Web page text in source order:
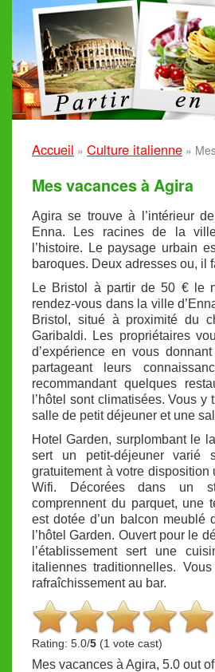
Accueil » Culture italienne »
Mes vacances à Agira
Agira se trouve à l’intérieur
Enna. Les racines de la ville
l’histoire. Le paysage urbain
baroques. Deux adresses ou, il
Le Bristol à partir de 50 € le
rendez-vous dans la ville
Bristol, situé à proximité du
Garibaldi. Les propriétaires
d’expérience en vous
partageant leurs
recommandant quelques
l’hôtel sont climatisées. Vous
salle de petit déjeuner et une
Hotel Garden, surplombant le
sert un petit-déjeuner
gratuitement à votre
Wifi. Décorées dans un
comprennent du parquet, une
est dotée d’un balcon
l’hôtel Garden. Ouvert pour le
l’établissement sert une
italiennes traditionnelles.
rafraîchissement au bar.
Rating: 5.0/5 (1 vote cast)
Mes vacances à Agira, 5.0 out of